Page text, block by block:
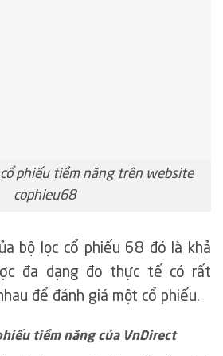
phiếu tiềm năng trên website
cophieu68
bộ lọc cổ phiếu 68 đó là khả
đa dạng đo thực tế có rất
để đánh giá một cổ phiếu.
tiềm năng của VnDirect